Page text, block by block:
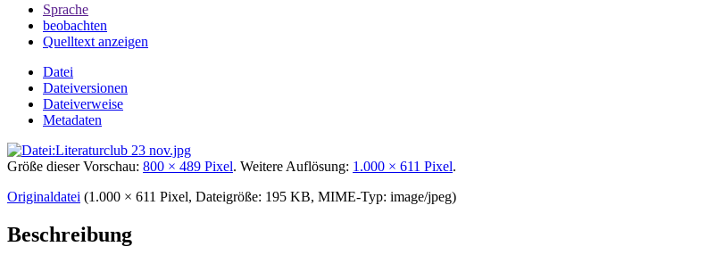
Sprache
beobachten
Quelltext anzeigen
Datei
Dateiversionen
Dateiverweise
Metadaten
Größe dieser Vorschau: 800 × 489 Pixel. Weitere Auflösung: 1.000 × 611 Pixel.
Originaldatei (1.000 × 611 Pixel, Dateigröße: 195 KB, MIME-Typ: image/jpeg)
Beschreibung